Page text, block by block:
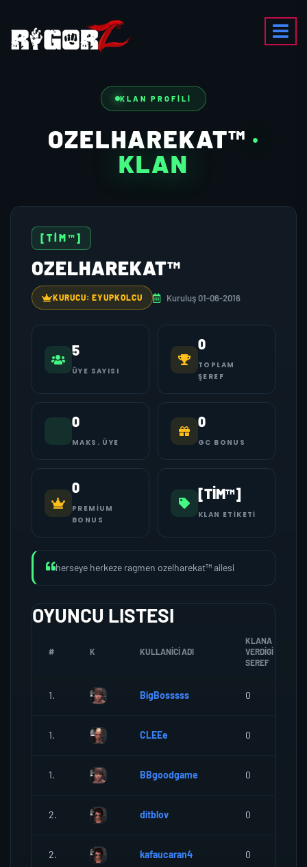
KLAN PROFILI
OZELHAREKAT™ ·
KLAN
[TİM™]
OZELHAREKAT™
KURUCU: EYUPKOLCU Kuruluş 01-06-2016
5
ÜYE SAYISI
0
TOPLAM
ŞEREF
0
MAKS. ÜYE
0
GC BONUS
0
PREMIUM
BONUS
[TİM™]
KLAN ETIKETI
herseye herkeze ragmen ozelharekat™ ailesi
OYUNCU LISTESI
# K KULLANICI ADI
KLANA
VERDIGI
SEREF
1. BigBosssss 0
1. CLEEe 0
1. BBgoodgame 0
2. ditblov 0
2. kafaucaran4 0